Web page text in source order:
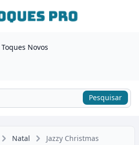
Toques Novos
Pesquisar
Natal Jazzy Christmas